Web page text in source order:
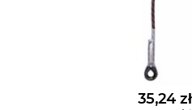
35,24 zł